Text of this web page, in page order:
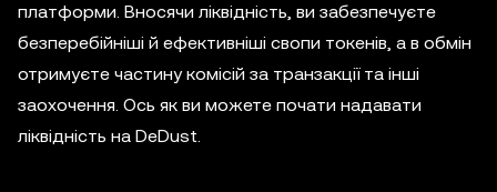
платформи. Вносячи ліквідність, ви забезпечуєте
безперебійніші й ефективніші свопи токенів, а в обмін
отримуєте частину комісій за транзакції та інші
заохочення. Ось як ви можете почати надавати
ліквідність на DeDust.